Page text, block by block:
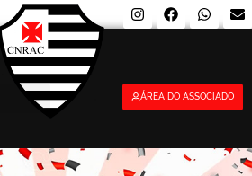
ÁREA DO ASSOCIADO